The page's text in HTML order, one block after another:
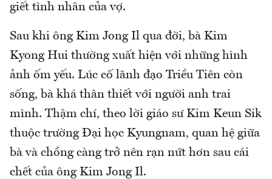
giết tình nhân của vợ.
Sau khi ông Kim Jong Il qua đời, bà Kim
Kyong Hui thường xuất hiện với những hình
ảnh ốm yếu. Lúc cố lãnh đạo Triều Tiên còn
sống, bà khá thân thiết với người anh trai
mình. Thậm chí, theo lời giáo sư Kim Keun Sik
thuộc trường Đại học Kyungnam, quan hệ giữa
bà và chồng càng trở nên rạn nứt hơn sau cái
chết của ông Kim Jong Il.